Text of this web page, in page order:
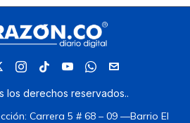
los derechos reservados..
Carrera 5 # 68 – 09 —Barrio El